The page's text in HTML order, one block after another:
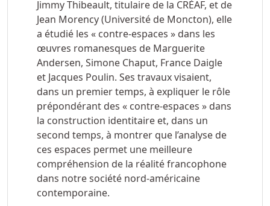
Jimmy Thibeault, titulaire de la CRÉAF, et de
Jean Morency (Université de Moncton), elle
a étudié les « contre-espaces » dans les
œuvres romanesques de Marguerite
Andersen, Simone Chaput, France Daigle
et Jacques Poulin. Ses travaux visaient,
dans un premier temps, à expliquer le rôle
prépondérant des « contre-espaces » dans
la construction identitaire et, dans un
second temps, à montrer que l’analyse de
ces espaces permet une meilleure
compréhension de la réalité francophone
dans notre société nord-américaine
contemporaine.